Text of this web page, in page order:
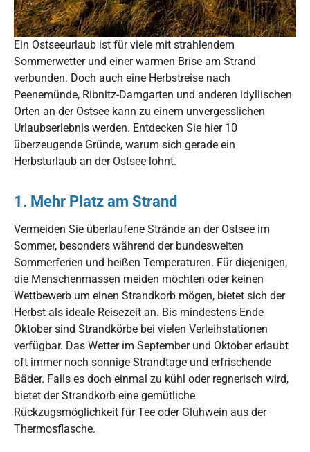
Ein Ostseeurlaub ist für viele mit strahlendem
Sommerwetter und einer warmen Brise am Strand
verbunden. Doch auch eine Herbstreise nach
Peenemünde, Ribnitz-Damgarten und anderen idyllischen
Orten an der Ostsee kann zu einem unvergesslichen
Urlaubserlebnis werden. Entdecken Sie hier 10
überzeugende Gründe, warum sich gerade ein
Herbsturlaub an der Ostsee lohnt.
1. Mehr Platz am Strand
Vermeiden Sie überlaufene Strände an der Ostsee im
Sommer, besonders während der bundesweiten
Sommerferien und heißen Temperaturen. Für diejenigen,
die Menschenmassen meiden möchten oder keinen
Wettbewerb um einen Strandkorb mögen, bietet sich der
Herbst als ideale Reisezeit an. Bis mindestens Ende
Oktober sind Strandkörbe bei vielen Verleihstationen
verfügbar. Das Wetter im September und Oktober erlaubt
oft immer noch sonnige Strandtage und erfrischende
Bäder. Falls es doch einmal zu kühl oder regnerisch wird,
bietet der Strandkorb eine gemütliche
Rückzugsmöglichkeit für Tee oder Glühwein aus der
Thermosflasche.